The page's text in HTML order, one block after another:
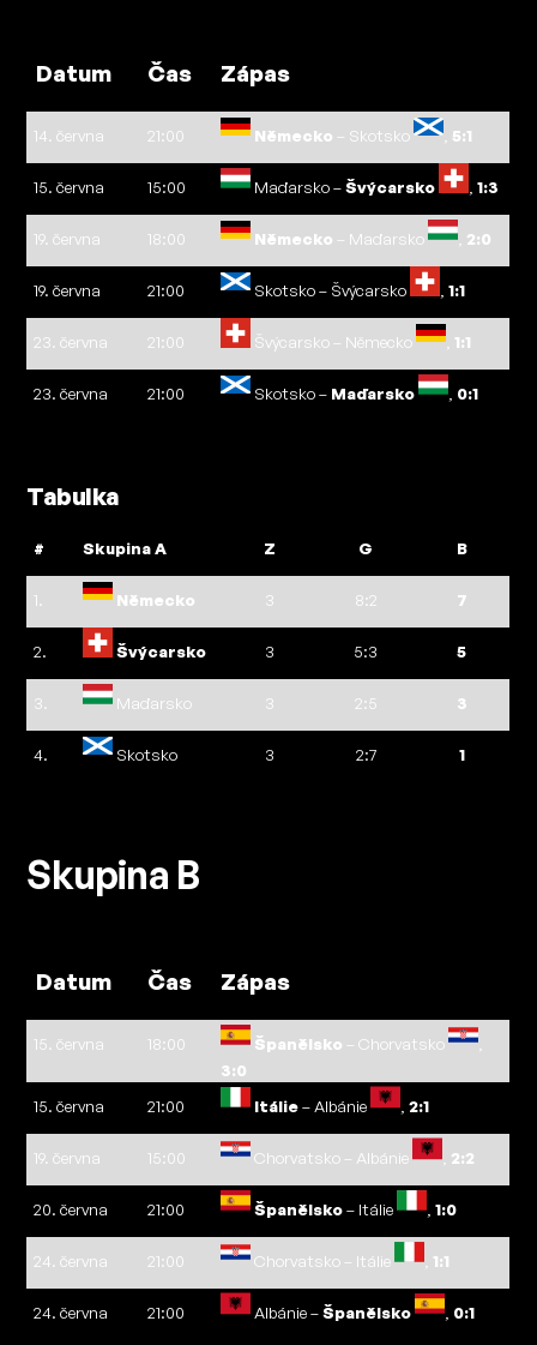
Datum Čas Zápas
14. června 21:00 Německo – Skotsko 5:1
15. června 15:00 Maďarsko –Švýcarsko ,1:3
19. června 18:00 Německo – Maďarsko 2:0
19. června 21:00 Skotsko – Švýcarsko ,1:1
23. června 21:00 Švýcarsko – Německo 1:1
23. června 21:00 Skotsko – Maďarsko 0:1
Tabulka
# Skupina A Z G B
1. Německo 3 8:2 7
2. Švýcarsko 3 5:3 5
3. Maďarsko 3 2:5 3
4. Skotsko 3 2:7 1
Skupina B
Datum Čas Zápas
15. června 18:00 Španělsko – Chorvatsko
3:0
15. června
21:00 Itálie– Albánie ,2:1
19. června 15:00 Chorvatsko – Albánie 2:2
20. června 21:00 Španělsko– Itálie ,1:0
24. června 21:00 Chorvatsko – Itálie 1:1
24. června 21:00 Albánie –Španělsko 0:1